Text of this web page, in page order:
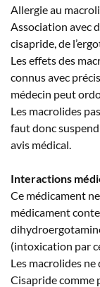
Allergie au
Association avec
cisapride, de
Les effets des
connus avec
médecin peut
Les macrolides
faut donc
avis médical.
Interactions
Ce médicament
médicament
(intoxication par
Les macrolides
Cisapride comme